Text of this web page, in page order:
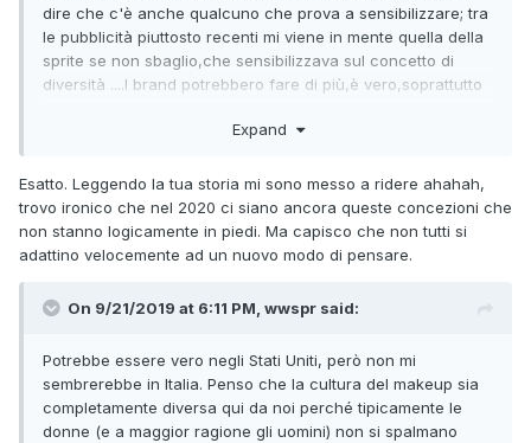
D'altronde ciò che può apparire in un dato momento e
luogo "sprezzo della virilità" evidentemente può cambiare e
ridefinirsi, non è un dogma immodificabile
dire che c'è anche qualcuno che prova a sensibilizzare; tra
le pubblicità piuttosto recenti mi viene in mente quella della
sprite se non sbaglio,che sensibilizzava sul concetto di
diversità ....I brand potrebbero fare di più,è vero,soprattutto
problema maggiore sia ancora quello di carattere
paio d'anni fa stavo con un mio amico etero che doveva
fare il regalo alla sua ragazza; siamo entrati da Lush, e
subito dopo mi ha detto:"No andiamo via,sennò sembriamo
gay"...bah...
Expand
Esatto. Leggendo la tua storia mi sono messo a ridere ahahah,
trovo ironico che nel 2020 ci siano ancora queste concezioni che
non stanno logicamente in piedi. Ma capisco che non tutti si
adattino velocemente ad un nuovo modo di pensare.
On 9/21/2019 at 6:11 PM, wwspr said:
Potrebbe essere vero negli Stati Uniti, però non mi
sembrerebbe in Italia. Penso che la cultura del makeup sia
completamente diversa qui da noi perché tipicamente le
donne (e a maggior ragione gli uomini) non si spalmano